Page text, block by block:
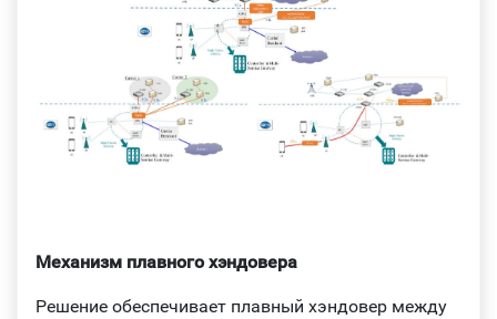
Механизм плавного хэндовера
Решение обеспечивает плавный хэндовер между